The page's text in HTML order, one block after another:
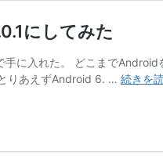
にしてみた
手に入れた。 どこまで
りあえずAndroid 6. … 続きを